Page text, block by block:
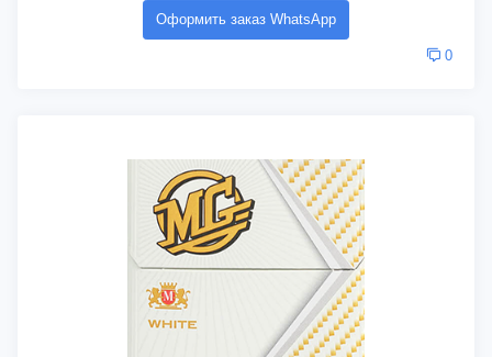
Оформить заказ WhatsApp
0